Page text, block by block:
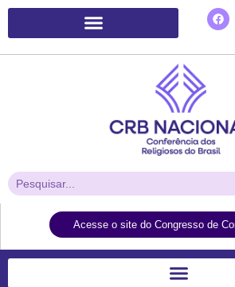
Acesse o site do Congresso de